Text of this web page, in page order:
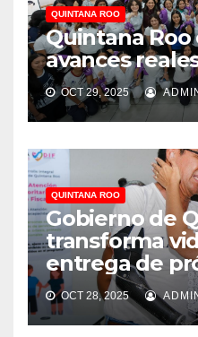
QUINTANA ROO
Quintana Roo
avances
OCT 29, 2025
QUINTANA ROO
Gobierno de
transforma
entrega de
OCT 28, 2025